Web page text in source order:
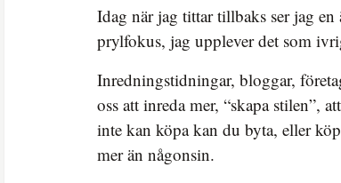
Idag när jag tittar tillbaks ser jag
prylfokus, jag upplever det som
Inredningstidningar, bloggar,
oss att inreda mer, “skapa stilen”,
inte kan köpa kan du byta, eller
mer än någonsin.